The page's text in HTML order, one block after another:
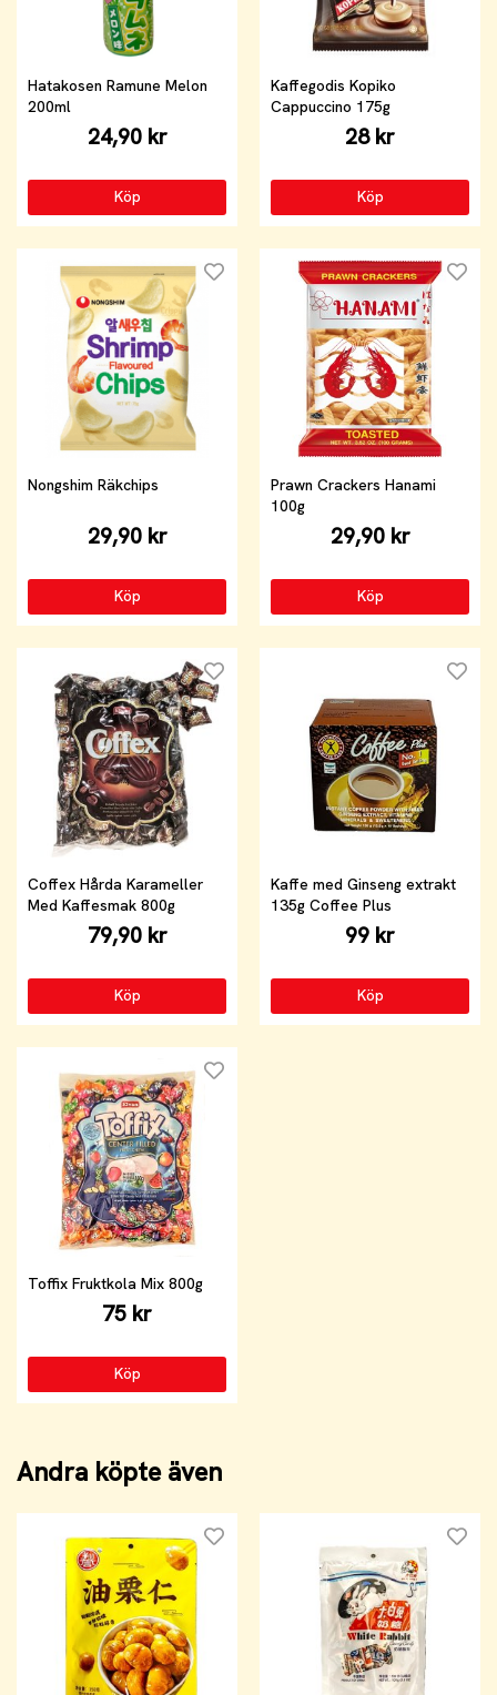
Hatakosen Ramune Melon
200ml
24,90 kr
Köp
Kaffegodis Kopiko
Cappuccino 175g
28 kr
Köp
Nongshim Räkchips
29,90 kr
Köp
Prawn Crackers Hanami
100g
29,90 kr
Köp
Coffex Hårda Karameller
Med Kaffesmak 800g
79,90 kr
Köp
Kaffe med Ginseng extrakt
135g Coffee Plus
99 kr
Köp
Toffix Fruktkola Mix 800g
75 kr
Köp
Andra köpte även